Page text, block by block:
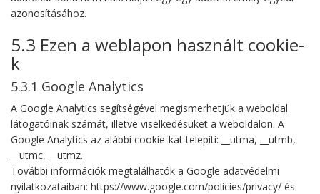
azonosításához.
5.3 Ezen a weblapon használt cookie-
k
5.3.1 Google Analytics
A Google Analytics segítségével megismerhetjük a weboldal
látogatóinak számát, illetve viselkedésüket a weboldalon. A
Google Analytics az alábbi cookie-kat telepíti: __utma, __utmb,
__utmc, __utmz.
További információk megtalálhatók a Google adatvédelmi
nyilatkozataiban: https://www.google.com/policies/privacy/ és